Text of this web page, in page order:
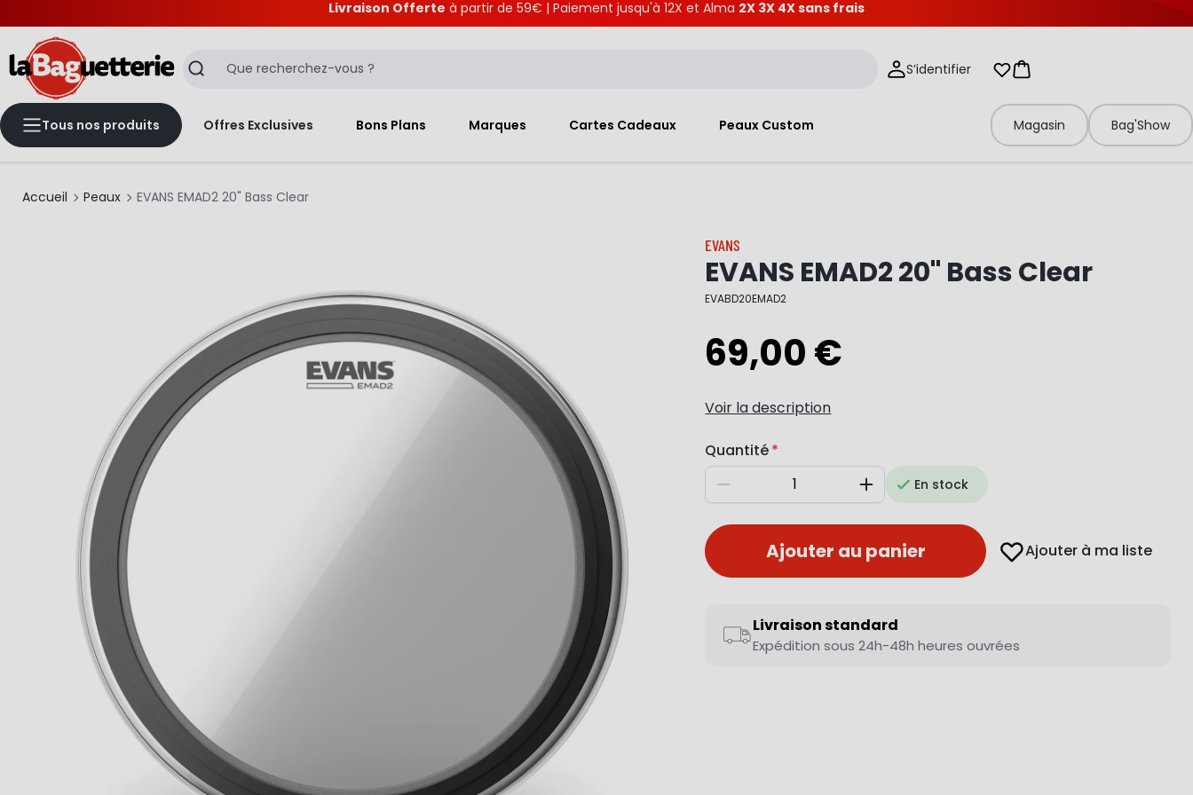
Livraison Offerte à partir de 59€ | Paiement jusqu'à 12X et Alma 2X 3X 4X sans frais
Recherche S’identifier Mes listes d'envies
Panier
Tous nos produits Offres Exclusives Bons Plans Marques Cartes Cadeaux Peaux Custom Magasin Bag'Show
Accueil Peaux EVANS EMAD2 20" Bass Clear
EVANS
EVANS EMAD2 20" Bass Clear
EVABD20EMAD2
69,00 €
Voir la description
Quantité
Diminuer AugmenterEn stock
Ajouter au panier Ajouter à ma liste
Livraison standard
Expédition sous 24h-48h heures ouvrées